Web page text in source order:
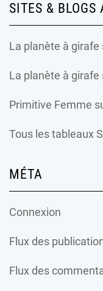
SITES & BLOGS
La planète à girafe
La planète à girafe
Primitive Femme
Tous les tableaux
MÉTA
Connexion
Flux des
Flux des